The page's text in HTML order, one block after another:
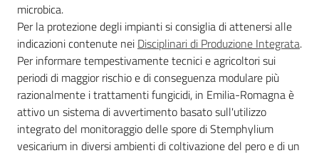
microbica.
Per la protezione degli impianti si consiglia di attenersi alle
indicazioni contenute nei Disciplinari di Produzione Integrata.
Per informare tempestivamente tecnici e agricoltori sui
periodi di maggior rischio e di conseguenza modulare più
razionalmente i trattamenti fungicidi, in Emilia-Romagna è
attivo un sistema di avvertimento basato sull'utilizzo
integrato del monitoraggio delle spore di Stemphylium
vesicarium in diversi ambienti di coltivazione del pero e di un